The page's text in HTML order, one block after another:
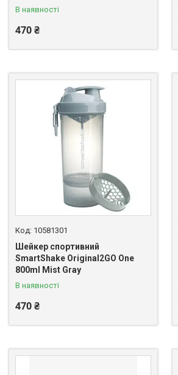
В наявності
470 ₴
10581301
Шейкер спортивний
SmartShake Original2GO One
800ml Mist Gray
В наявності
470 ₴